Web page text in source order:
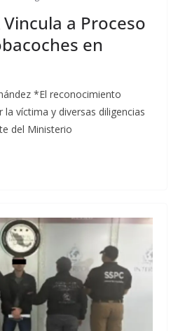
Vincula a Proceso
en
*El reconocimiento
víctima y diversas diligencias
del Ministerio